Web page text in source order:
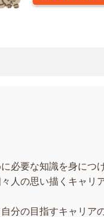
必要な知識を身につ
人の思い描くキャリ
分の目指すキャリア